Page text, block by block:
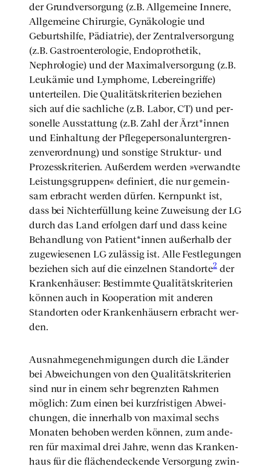
der Grund­ver­sor­gung (z.B. All­ge­mei­ne Inne­re,
All­ge­mei­ne Chir­ur­gie, Gynä­ko­lo­gie und
Geburts­hil­fe, Päd­ia­trie), der Zen­tral­ver­sor­gung
(z.B. Gas­tro­en­te­ro­lo­gie, Endo­pro­the­tik,
Nephrolo­gie) und der Maxi­mal­ver­sor­gung (z.B.
Leuk­ämie und Lym­phome, Leber­ein­grif­fe)
unter­tei­len. Die Qua­li­täts­kri­te­ri­en bezie­hen
sich auf die sach­li­che (z.B. Labor, CT) und per­
so­nel­le Aus­stat­tung (z.B. Zahl der Ärzt*innen
und Ein­hal­tung der Pfle­ge­per­so­nal­un­ter­gren­
zen­ver­ord­nung) und sons­ti­ge Struk­tur- und
Pro­zess­kri­te­ri­en. Außer­dem wer­den »ver­wand­te
Leis­tungs­grup­pen« defi­niert, die nur gemein­
sam erbracht wer­den dür­fen. Kern­punkt ist,
dass bei Nicht­er­fül­lung kei­ne Zuwei­sung der LG
durch das Land erfol­gen darf und dass kei­ne
Behand­lung von Patient*innen außer­halb der
zuge­wie­se­nen LG zuläs­sig ist. Alle Fest­le­gun­gen
bezie­hen sich auf die ein­zel­nen Stand­or­te2der
Kran­ken­häu­ser: Bestimm­te Qua­li­täts­kri­te­ri­en
kön­nen auch in Koope­ra­ti­on mit ande­ren
Stand­or­ten oder Kran­ken­häu­sern erbracht wer­
den.
Aus­nah­me­ge­neh­mi­gun­gen durch die Län­der
bei Abwei­chun­gen von den Qua­li­täts­kri­te­ri­en
sind nur in einem sehr begrenz­ten Rah­men
mög­lich: Zum einen bei kurz­fris­ti­gen Abwei­
chun­gen, die inner­halb von maxi­mal sechs
Mona­ten beho­ben wer­den kön­nen, zum ande­
ren für maxi­mal drei Jah­re, wenn das Kran­ken­
haus für die flä­chen­de­cken­de Ver­sor­gung zwin­